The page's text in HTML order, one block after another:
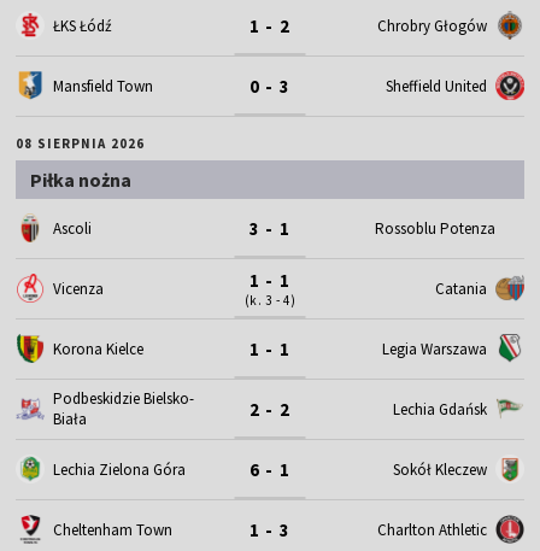
ŁKS Łódź 1 - 2 Chrobry Głogów
Mansfield Town 0 - 3 Sheffield United
08 SIERPNIA 2026
Piłka nożna
Ascoli 3 - 1 Rossoblu Potenza
Vicenza 1 - 1
(k. 3 - 4)
Catania
Korona Kielce 1 - 1 Legia Warszawa
Podbeskidzie Bielsko-
Biała
2 - 2 Lechia Gdańsk
Lechia Zielona Góra 6 - 1 Sokół Kleczew
Cheltenham Town 1 - 3 Charlton Athletic